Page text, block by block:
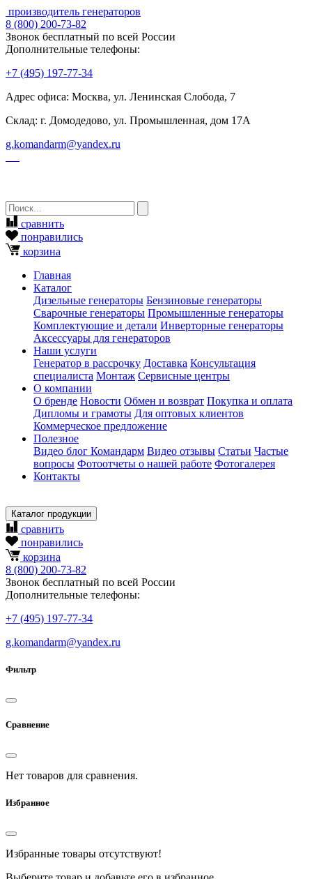
производитель генераторов
8 (800) 200-73-82
Звонок бесплатный по всей России
Дополнительные телефоны:
+7 (495) 197-77-34
Адрес офиса: Москва, ул. Ленинская Слобода, 7
Склад: г. Домодедово, ул. Промышленная, дом 17А
g.komandarm@yandex.ru
сравнить
понравились
корзина
Главная
Каталог
Дизельные генераторы Бензиновые генераторы
Сварочные генераторы Промышленные генераторы
Комплектующие и детали Инверторные генераторы
Аксессуары для генераторов
Наши услуги
Генератор в рассрочку Доставка Консультация
специалиста Монтаж Сервисные центры
О компании
О бренде Новости Обмен и возврат Покупка и оплата
Дипломы и грамоты Для оптовых клиентов
Коммерческое предложение
Полезное
Видео блог Командарм Видео отзывы Статьи Частые
вопросы Фотоотчеты о нашей работе Фотогалерея
Контакты
Каталог продукции
сравнить
понравились
корзина
8 (800) 200-73-82
Звонок бесплатный по всей России
Дополнительные телефоны:
+7 (495) 197-77-34
g.komandarm@yandex.ru
Фильтр
Сравнение
Нет товаров для сравнения.
Избранное
Избранные товары отсутствуют!